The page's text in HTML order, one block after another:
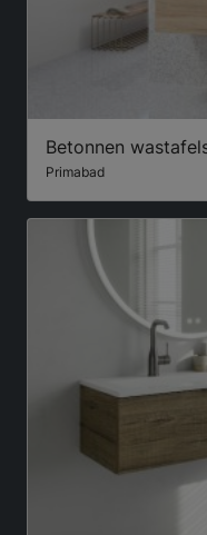
Betonnen
Primabad